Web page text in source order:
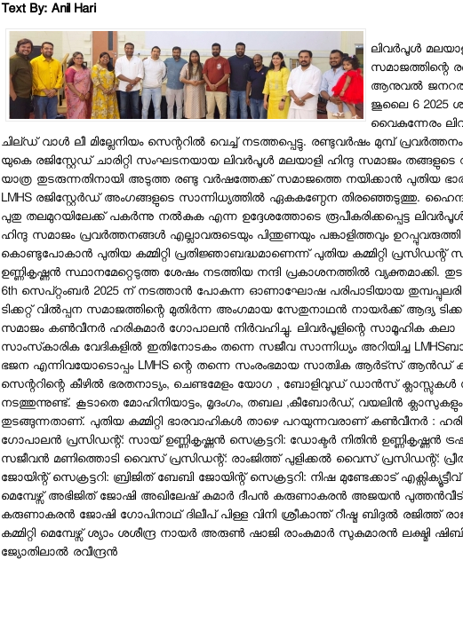
Text By: Anil Hari
ലിവര്‍പൂള്‍
സമാജത്തിന്റെ
ആനുവല്‍ ജനറല്‍
ജൂലൈ 6 2025
വൈകുന്നേരം
ചില്ഡ് വാള്‍ ലീ മില്ലേനിയം സെന്ററില്‍ വെച്ച് നടത്തപ്പെട്ടു. രണ്ടുവര്‍ഷം മുമ്പ്
യുകെ രജിസ്റ്റേഡ് ചാരിറ്റി സംഘടനയായ ലിവര്‍പൂള്‍ മലയാളി ഹിന്ദു സമാജം
യാത്ര തുടരുന്നതിനായി അടുത്ത രണ്ടു വര്‍ഷത്തേക്ക് സമാജത്തെ നയിക്കാന്‍ പുതിയ
LMHS രജിസ്റ്റേര്‍ഡ് അംഗങ്ങളുടെ സാന്നിധ്യത്തില്‍ ഏകകണ്ഠേന തിരഞ്ഞെടുത്തു.
പുതു തലമുറയിലേക്ക് പകര്‍ന്നു നല്‍കുക എന്ന ഉദ്ദേശത്തോടെ രൂപീകരിക്കപ്പെട്ട
ഹിന്ദു സമാജം പ്രവര്‍ത്തനങ്ങള്‍ എല്ലാവരുടെയും പിന്തുണയും പങ്കാളിത്തവും ഉറപ്പുവരുത്തി
കൊണ്ടുപോകാന്‍ പുതിയ കമ്മിറ്റി പ്രതിജ്ഞാബദ്ധമാണെന്ന് പുതിയ കമ്മിറ്റി പ്രസിഡന്റ്
ഉണ്ണികൃഷ്ണന്‍ സ്ഥാനമേറ്റെടുത്ത ശേഷം നടത്തിയ നന്ദി പ്രകാശനത്തില്‍ വ്യക്തമാക്കി.
6th സെപ്റ്റംബര്‍ 2025 ന് നടത്താന്‍ പോകുന്ന ഓണാഘോഷ പരിപാടിയായ തുമ്പപ്പുലരി
ടിക്കറ്റ് വില്‍പ്പന സമാജത്തിന്റെ മുതിര്‍ന്ന അംഗമായ സേതുനാഥന്‍ നായര്‍ക്ക് ആദ്യ
സമാജം കണ്‍വീനര്‍ ഹരികുമാര്‍ ഗോപാലന്‍ നിര്‍വഹിച്ചു. ലിവര്‍പൂളിന്റെ സാമൂഹിക കലാ
സാംസ്‌കാരിക വേദികളില്‍ ഇതിനോടകം തന്നെ സജീവ സാന്നിധ്യം അറിയിച്ച
ഭജന എന്നിവയോടൊപ്പം LMHS ന്റെ തന്നെ സംരംഭമായ സാത്വിക ആര്‍ട്സ് ആന്‍ഡ്
സെന്ററിന്റെ കീഴില്‍ ഭരതനാട്യം, ചെണ്ടമേളം യോഗ , ബോളിവുഡ് ഡാന്‍സ് ക്ലാസ്സുകള്‍
നടത്തുന്നുണ്ട്. കൂടാതെ മോഹിനിയാട്ടം, മൃദംഗം, തബല ,കീബോര്‍ഡ്, വയലിന്‍
തുടങ്ങുന്നതാണ്. പുതിയ കമ്മിറ്റി ഭാരവാഹികള്‍ താഴെ പറയുന്നവരാണ് കണ്‍വീനര്‍ :
ഗോപാലന്‍ പ്രസിഡന്റ്: സായ് ഉണ്ണികൃഷ്ണന്‍ സെക്രട്ടറി: ഡോക്ടര്‍ നിതിന്‍ ഉണ്ണികൃഷ്ണന്‍
സജീവന്‍ മണിത്തൊടി വൈസ് പ്രസിഡന്റ്: രാംജിത്ത് പുളിക്കല്‍ വൈസ് പ്രസിഡന്റ്:
ജോയിന്റ് സെക്രട്ടറി: ബ്രിജിത് ബേബി ജോയിന്റ് സെക്രട്ടറി: നിഷ മുണ്ടേക്കാട് എക്സിക്യൂട്ടീവ്
മെമ്പേഴ്സ് അഭിജിത് ജോഷി അഖിലേഷ് കുമാര്‍ ദീപന്‍ കരുണാകരന്‍ അജയന്‍
കരുണാകരന്‍ ജോഷി ഗോപിനാഥ് ദിലീപ് പിള്ള വിനി ശ്രീകാന്ത് റീഷ്മ ബിദുല്‍ രജിത്ത്
കമ്മിറ്റി മെമ്പേഴ്സ് ശ്യാം ശശീന്ദ്ര നായര്‍ അരുണ്‍ ഷാജി രാംകുമാര്‍ സുകുമാരന്‍ ലക്ഷ്മി
ജ്യോതിലാല്‍ രവീന്ദ്രന്‍